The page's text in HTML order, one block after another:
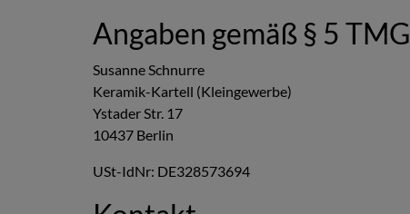
Angaben gemäß § 5 TMG
Susanne Schnurre
Keramik-Kartell (Kleingewerbe)
Ystader Str. 17
10437 Berlin
USt-IdNr: DE328573694